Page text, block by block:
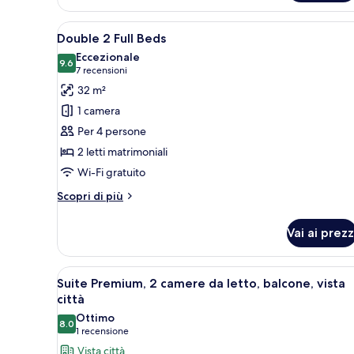
Bed
Tub
Apri
tutte
le
foto
per
Double
2
Full
Beds
Camera d'albergo con due
5
Double 2 Full Beds
9.69.6 su 10
Eccezionale
7 recensioni
(7
recensioni)
32 m²
1 camera
Per 4 persone
2 letti matrimoniali
Wi-Fi gratuito
Scopri di più
Altri
2
Full
Beds
Vai ai
Apri
tutte
le
foto
per
Una camera d'albergo con
5
Suite Premium, 2 camere da letto, balcone, vista
città
8.08.0 su 10
Ottimo
1 recensione
(1
recensione)
Vista città